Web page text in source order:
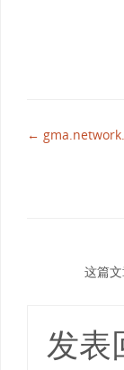
←
这篇
发表